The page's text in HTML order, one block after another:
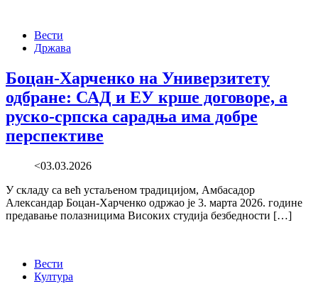
Вести
Држава
Боцан-Харченко на Универзитету
одбране: САД и ЕУ крше договоре, а
руско-српска сарадња има добре
перспективе
<03.03.2026
У складу са већ устаљеном традицијом, Амбасадор
Александар Боцан-Харченко одржао је 3. марта 2026. године
предавање полазницима Високих студија безбедности […]
Вести
Култура